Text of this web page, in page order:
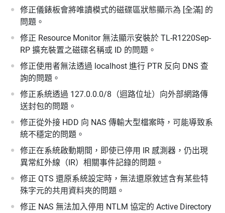
修正儀錶板會將唯讀模式的磁碟區狀態顯示為 [全滿] 的
問題。
修正 Resource Monitor 無法顯示安裝於 TL-R1220Sep-
RP 擴充裝置之磁碟名稱或 ID 的問題。
修正使用者無法透過 localhost 進行 PTR 反向 DNS 查
詢的問題。
修正系統透過 127.0.0.0/8（迴路位址）向外部網路傳
送封包的問題。
修正從外接 HDD 向 NAS 傳輸大型檔案時，可能導致系
統不穩定的問題。
修正在系統啟動期間，即使已停用 IR 感測器，仍出現
異常紅外線（IR）相關事件記錄的問題。
修正 QTS 還原系統設定時，無法還原敘述含有某些特
殊字元的共用資料夾的問題。
修正 NAS 無法加入停用 NTLM 協定的 Active Directory